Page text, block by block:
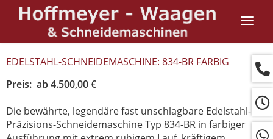
EDELSTAHL-SCHNEIDEMASCHINE: 834-BR FARBIG
Preis: ab 4.500,00 €
Die bewährte, legendäre fast unschlagbare Edelstahl-
Präzisions-Schneidemaschine Typ 834-BR in farbiger